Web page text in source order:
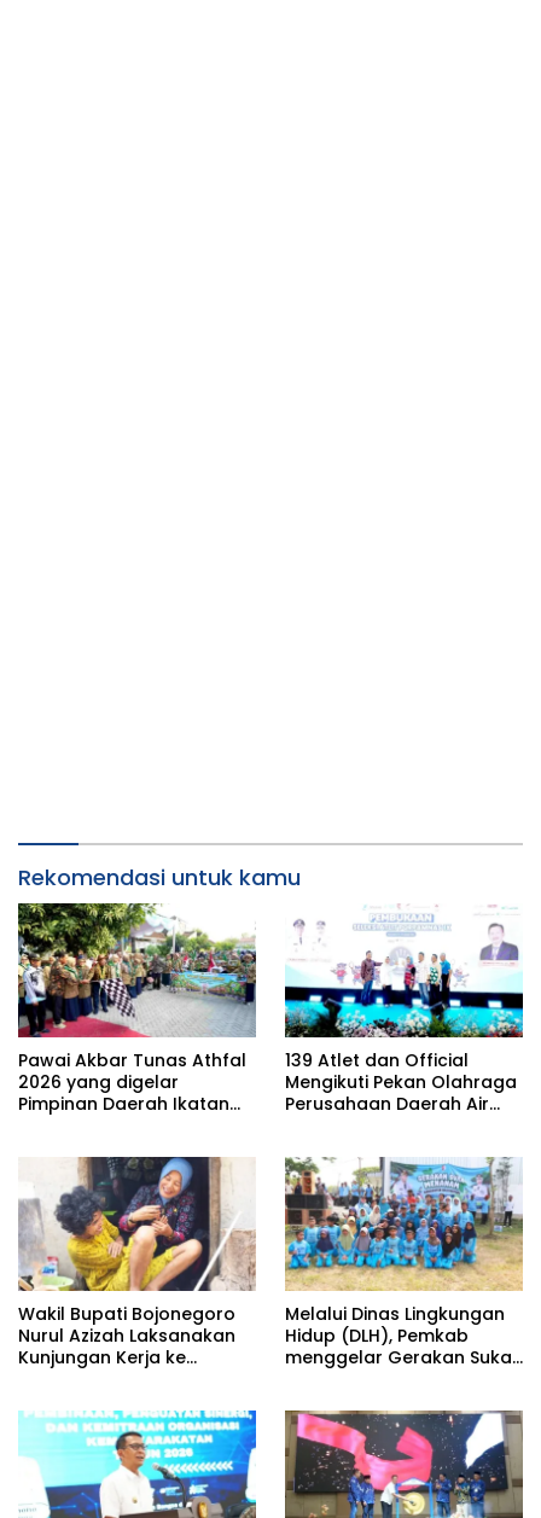
Rekomendasi untuk kamu
Pawai Akbar Tunas Athfal
2026 yang digelar
Pimpinan Daerah Ikatan
Kabupaten Bojonegoro
139 Atlet dan Official
Mengikuti Pekan Olahraga
Perusahaan Daerah Air
Wakil Bupati Bojonegoro
Nurul Azizah Laksanakan
Kunjungan Kerja ke
Melalui Dinas Lingkungan
Hidup (DLH), Pemkab
menggelar Gerakan Suka